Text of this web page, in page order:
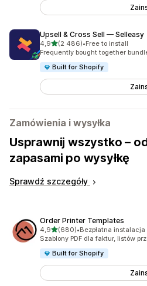
Upsell & Cross Sell — Selleasy
4,9na 5 gwiazdek
(2 486)
Łączna liczba recenzji: 2486
•Free to install
Frequently bought together
Built for Shopify
Zamówienia i wysyłka
Usprawnij wszystko –
zapasami po wysyłkę
Sprawdź szczegóły
Order Printer Templates
4,9na 5 gwiazdek
(680)
Łączna liczba recenzji: 680
•Bezpłatna instalacja
Szablony PDF dla faktur, listów
Built for Shopify